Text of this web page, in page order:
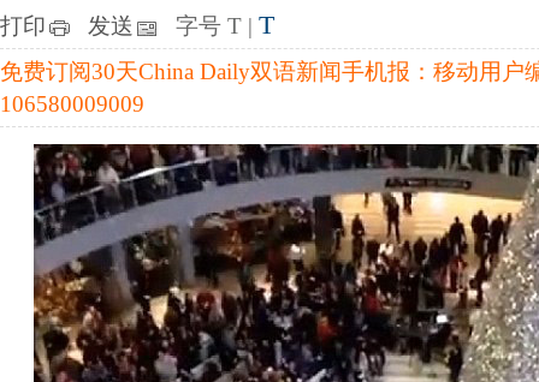
打印 发送 字号 T | T
免费订阅30天China Daily双语新闻手机报：移动用户
106580009009